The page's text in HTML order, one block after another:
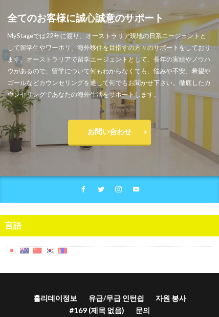
全てのお客様に誠心誠意のサポート
MyStageでは22年に渡り、オーストラリア現地の日系エージェントと
して留学生やワーホリ、海外移住を目指すの方々のサポートをしており
ます。オーストラリアで留学エージェントとして、長年の実績やノウハ
ウがあるので、留学について何もわからなくても、悩みや不安、希望や
ゴールなどカウンセリングを通して何でもお聞かせ下さい。徹底したカ
ウンセリングであなたの海外生活をサポートします。
お問い合わせ
言語
홀리데이정보 유급/무급 인턴쉽
자원 봉사
#169 (제목 없음)
문의